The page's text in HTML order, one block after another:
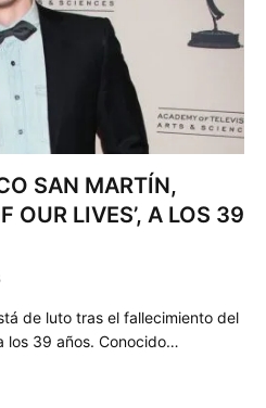
SAN MARTÍN,
OUR LIVES’, A LOS 39
de luto tras el fallecimiento del
los 39 años. Conocido…